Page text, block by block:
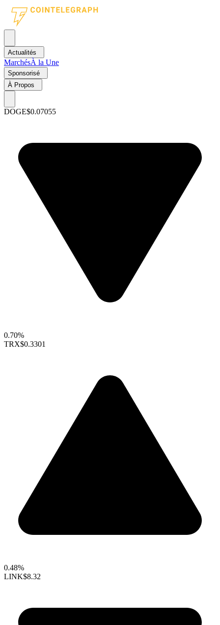
Actualités
MarchésÀ la Une
Sponsorisé
À Propos
DOGE$0.07055
0.70%
TRX$0.3301
0.48%
LINK$8.32